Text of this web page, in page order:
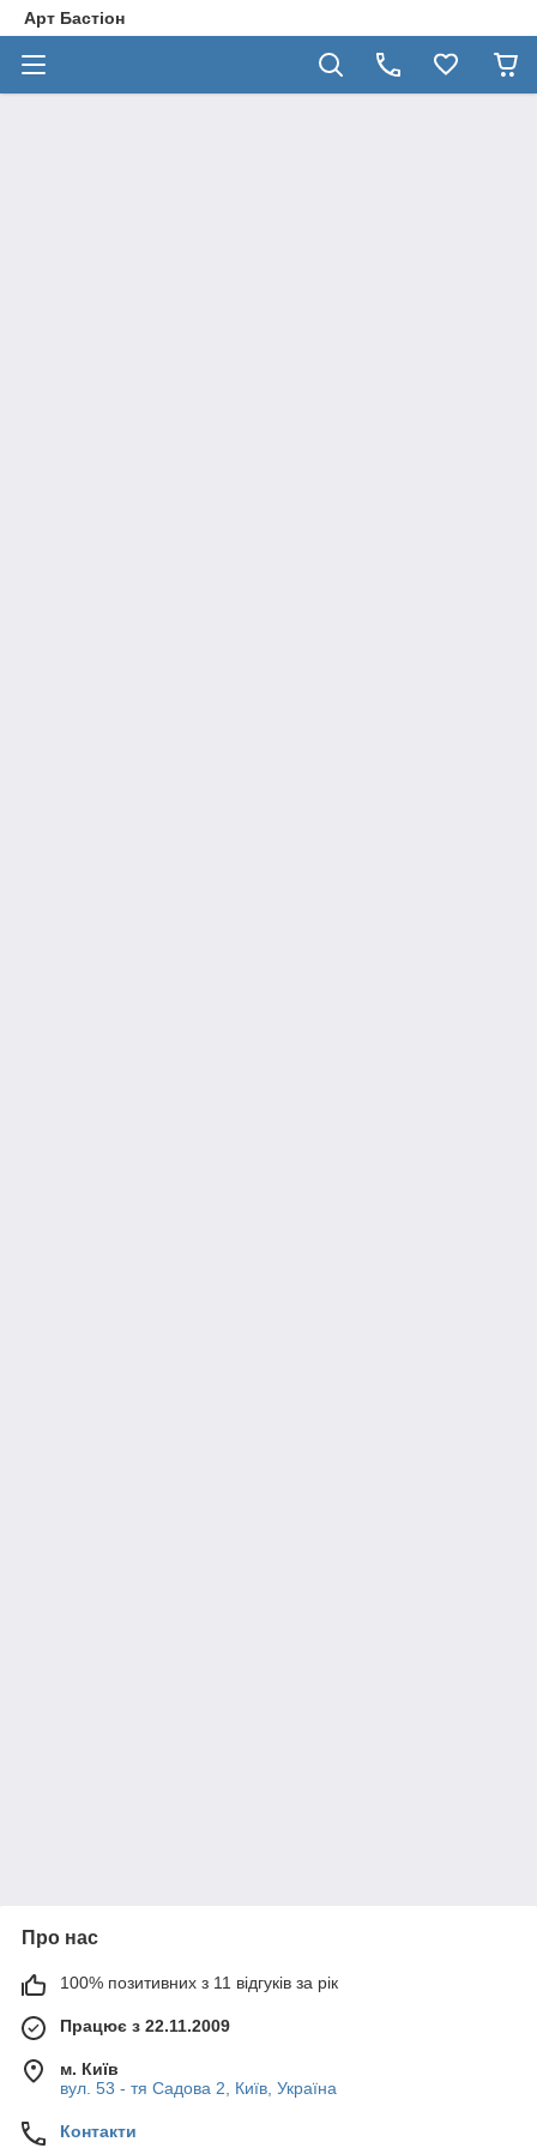
Арт Бастіон
Про нас
100% позитивних з 11 відгуків за рік
Працює з 22.11.2009
м. Київ
вул. 53 - тя Садова 2, Київ, Україна
Контакти